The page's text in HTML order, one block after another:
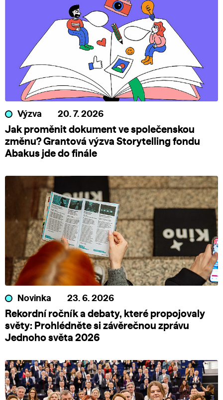
Výzva 20. 7. 2026
Jak proměnit dokument ve společenskou
změnu? Grantová výzva Storytelling fondu
Abakus jde do finále
Novinka 23. 6. 2026
Rekordní ročník a debaty, které propojovaly
světy: Prohlédněte si závěrečnou zprávu
Jednoho světa 2026